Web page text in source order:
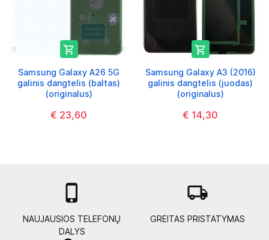

Samsung Galaxy A26 5G
galinis dangtelis (baltas)
(originalus)
€ 23,60

Samsung Galaxy A3 (2016)
galinis dangtelis (juodas)
(originalus)
€ 14,30

NAUJAUSIOS TELEFONŲ
DALYS
local_shipping
GREITAS PRISTATYMAS